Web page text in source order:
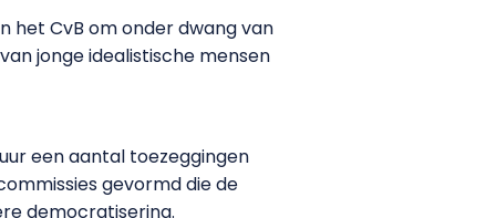
het CvB om onder dwang van
jonge idealistische mensen
een aantal toezeggingen
gevormd die de
democratisering.